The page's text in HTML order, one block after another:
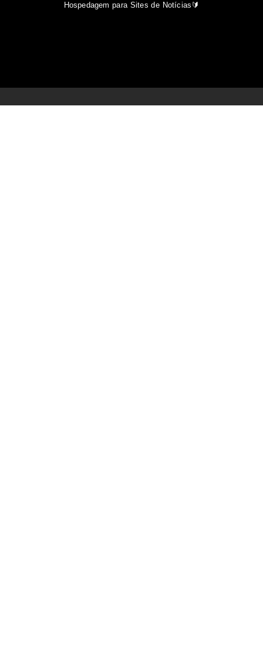
Hospedagem para Sites de Notícias🔰